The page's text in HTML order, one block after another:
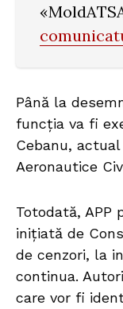
Până la
funcția va fi
Cebanu,
Aeronautice
Totodată, APP
inițiată de
de cenzori, la
continua.
care vor fi